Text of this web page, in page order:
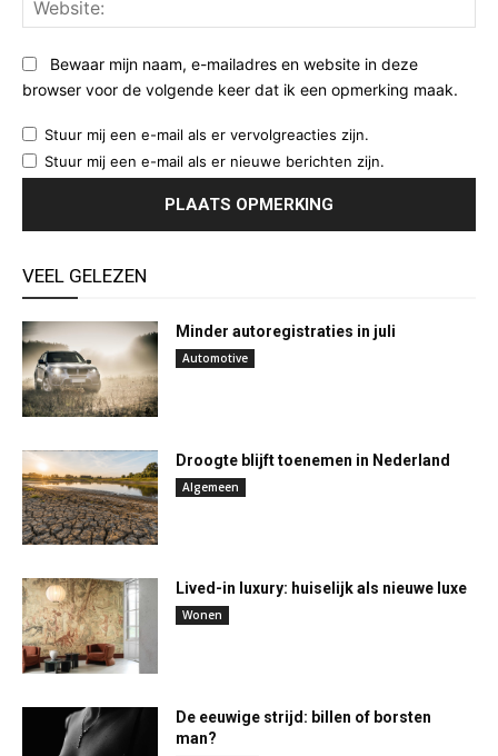
Bewaar mijn naam, e-mailadres en website in deze
browser voor de volgende keer dat ik een opmerking maak.
Stuur mij een e-mail als er vervolgreacties zijn.
Stuur mij een e-mail als er nieuwe berichten zijn.
VEEL GELEZEN
Minder autoregistraties in juli
Automotive
Droogte blijft toenemen in Nederland
Algemeen
Lived-in luxury: huiselijk als nieuwe luxe
Wonen
De eeuwige strijd: billen of borsten
man?